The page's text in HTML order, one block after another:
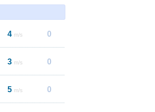
4 m/s 0
3 m/s 0
5 m/s 0